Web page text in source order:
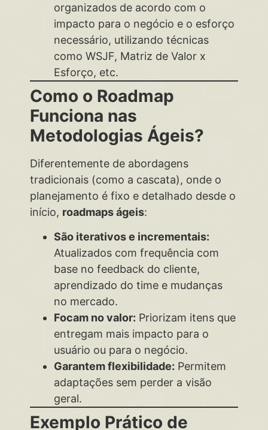
organizados de acordo com o
impacto para o negócio e o esforço
necessário, utilizando técnicas
como WSJF, Matriz de Valor x
Esforço, etc.
Como o Roadmap
Funciona nas
Metodologias Ágeis?
Diferentemente de abordagens
tradicionais (como a cascata), onde o
planejamento é fixo e detalhado desde o
início, roadmaps ágeis:
São iterativos e incrementais:
Atualizados com frequência com
base no feedback do cliente,
aprendizado do time e mudanças
no mercado.
Focam no valor: Priorizam itens que
entregam mais impacto para o
usuário ou para o negócio.
Garantem flexibilidade: Permitem
adaptações sem perder a visão
geral.
Exemplo Prático de